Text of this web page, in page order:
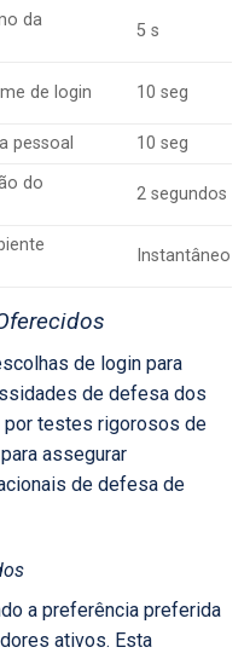
da
5 s
de login 10 seg
pessoal 10 seg
do
2 segundos
Instantâneo
de login para
de defesa dos
por testes rigorosos de
assegurar
de defesa de
a preferência preferida
ativos. Esta